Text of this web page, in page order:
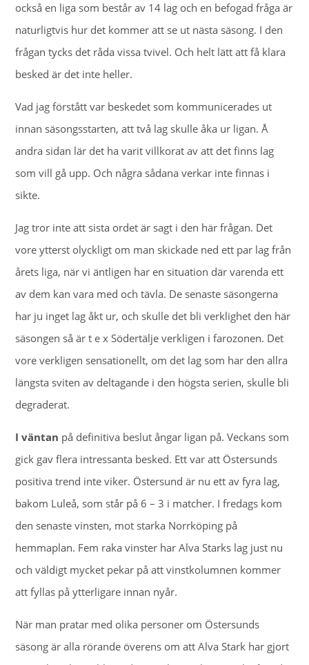
också en liga som består av 14 lag och en befogad fråga är
naturligtvis hur det kommer att se ut nästa säsong. I den
frågan tycks det råda vissa tvivel. Och helt lätt att få klara
besked är det inte heller.
Vad jag förstått var beskedet som kommunicerades ut
innan säsongsstarten, att två lag skulle åka ur ligan. Å
andra sidan lär det ha varit villkorat av att det finns lag
som vill gå upp. Och några sådana verkar inte finnas i
sikte.
Jag tror inte att sista ordet är sagt i den här frågan. Det
vore ytterst olyckligt om man skickade ned ett par lag från
årets liga, när vi äntligen har en situation där varenda ett
av dem kan vara med och tävla. De senaste säsongerna
har ju inget lag åkt ur, och skulle det bli verklighet den här
säsongen så är t e x Södertälje verkligen i farozonen. Det
vore verkligen sensationellt, om det lag som har den allra
längsta sviten av deltagande i den högsta serien, skulle bli
degraderat.
I väntan på definitiva beslut ångar ligan på. Veckans som
gick gav flera intressanta besked. Ett var att Östersunds
positiva trend inte viker. Östersund är nu ett av fyra lag,
bakom Luleå, som står på 6 – 3 i matcher. I fredags kom
den senaste vinsten, mot starka Norrköping på
hemmaplan. Fem raka vinster har Alva Starks lag just nu
och väldigt mycket pekar på att vinstkolumnen kommer
att fyllas på ytterligare innan nyår.
När man pratar med olika personer om Östersunds
säsong är alla rörande överens om att Alva Stark har gjort